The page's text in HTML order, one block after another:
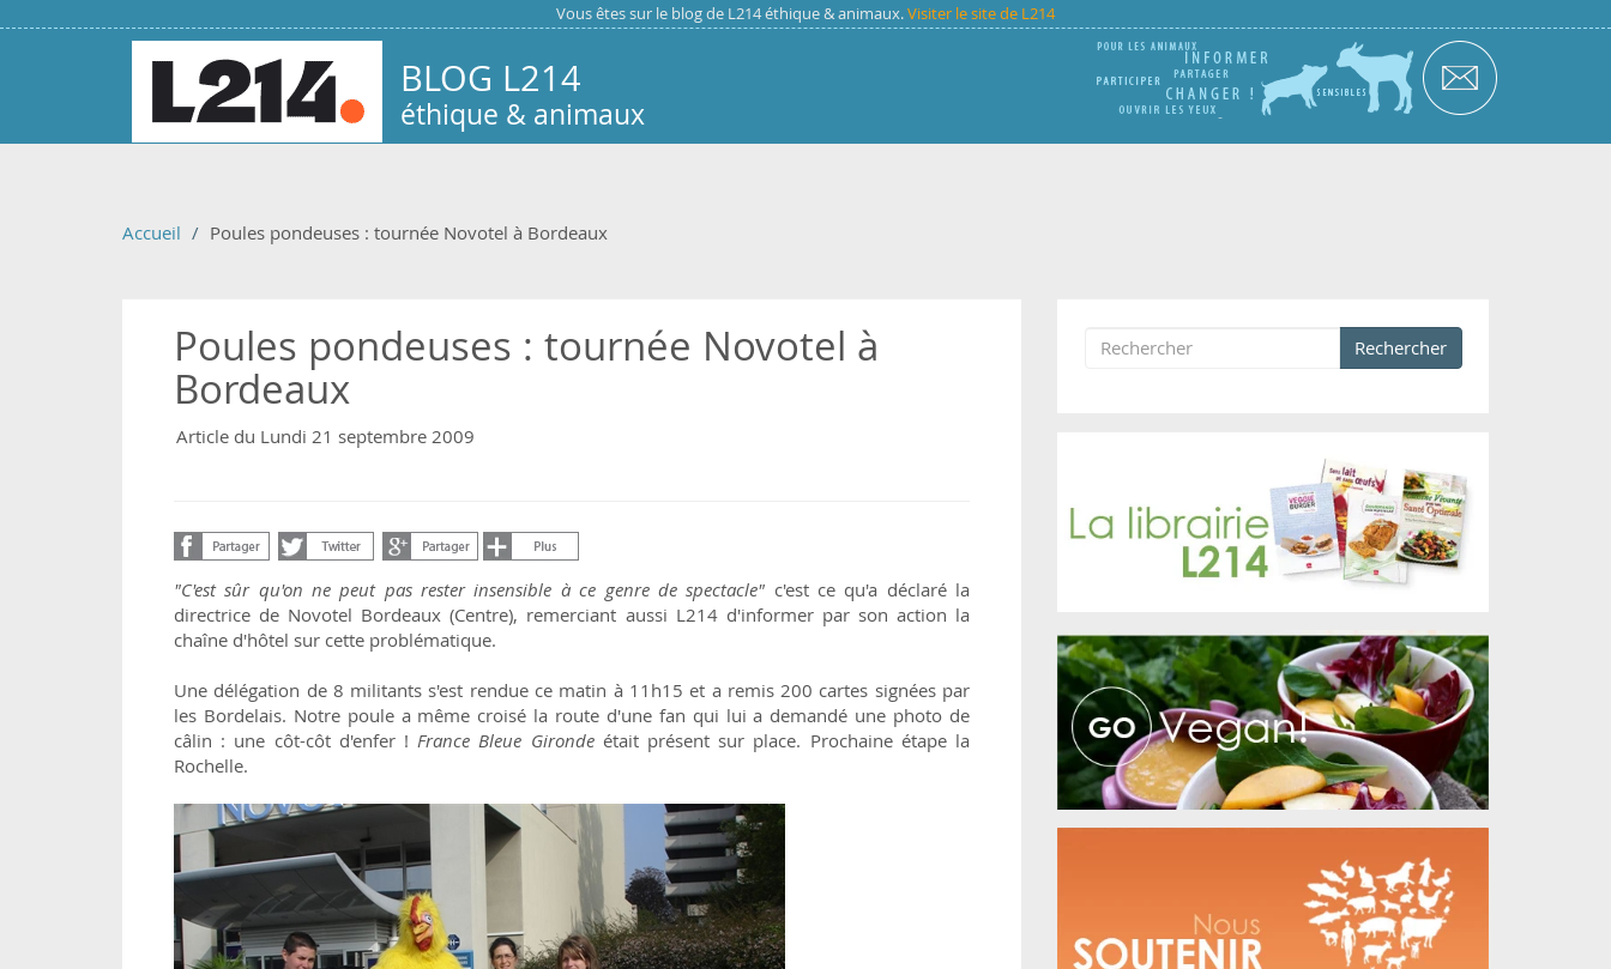
Vous êtes sur le blog de L214 éthique & animaux.Visiter le site de L214
BLOG L214
éthique & animaux
Accueil Poules pondeuses : tournée Novotel à Bordeaux
Poules pondeuses : tournée Novotel à
Bordeaux
Article du Lundi 21 septembre 2009
"C'est sûr qu'on ne peut pas rester insensible à ce genre de spectacle" c'est ce qu'a déclaré la
directrice de Novotel Bordeaux (Centre), remerciant aussi L214 d'informer par son action la
chaîne d'hôtel sur cette problématique.
Une délégation de 8 militants s'est rendue ce matin à 11h15 et a remis 200 cartes signées par
les Bordelais. Notre poule a même croisé la route d'une fan qui lui a demandé une photo de
câlin : une côt-côt d'enfer !France Bleue Girondeétait présent sur place. Prochaine étape la
Rochelle.
Formulaire de recherche
Rechercher